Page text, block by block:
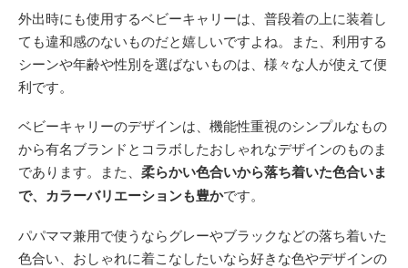
外出時にも使用するベビーキャリーは、普段着の上に装着し
ても違和感のないものだと嬉しいですよね。また、利用する
シーンや年齢や性別を選ばないものは、様々な人が使えて便
利です。
ベビーキャリーのデザインは、機能性重視のシンプルなもの
から有名ブランドとコラボしたおしゃれなデザインのものま
であります。また、 柔らかい色合いから落ち着いた色合いま
で、カラーバリエーションも豊かです。
パパママ兼用で使うならグレーやブラックなどの落ち着いた
色合い、おしゃれに着こなしたいなら好きな色やデザインの